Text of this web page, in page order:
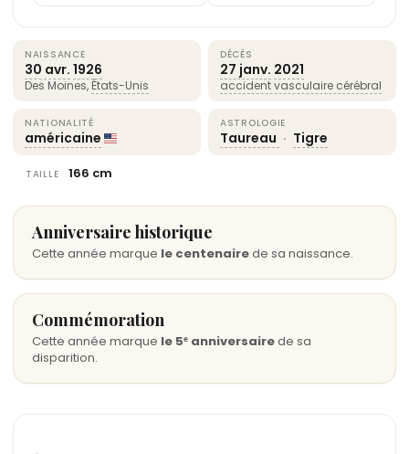
NAISSANCE
30 avr. 1926
Des Moines, États-Unis
DÉCÈS
27 janv. 2021
accident vasculaire cérébral
NATIONALITÉ
américaine
ASTROLOGIE
Taureau · Tigre
TAILLE 166 cm
Anniversaire historique
Cette année marque le centenairede sa naissance.
Commémoration
Cette année marque le 5ᵉ anniversairede sa
disparition.